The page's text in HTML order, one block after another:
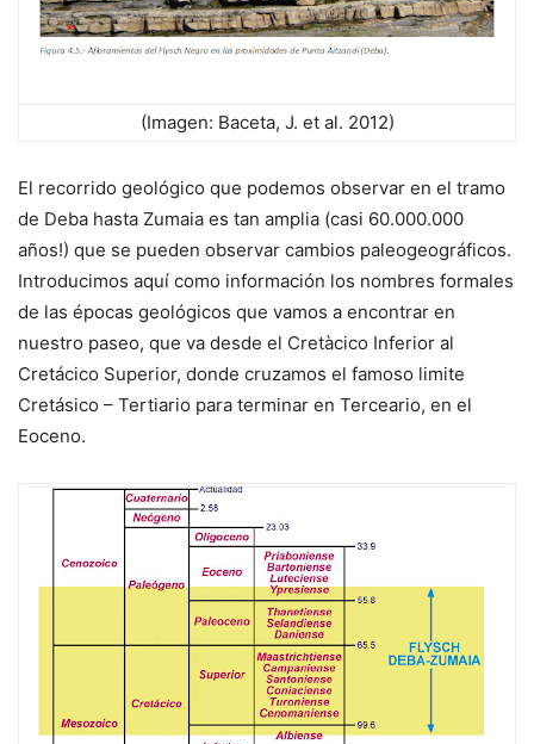
(Imagen: Baceta, J. et al. 2012)
El recorrido geológico que podemos observar en el tramo
de Deba hasta Zumaia es tan amplia (casi 60.000.000
años!) que se pueden observar cambios paleogeográficos.
Introducimos aquí como información los nombres formales
de las épocas geológicos que vamos a encontrar en
nuestro paseo, que va desde el Cretàcico Inferior al
Cretácico Superior, donde cruzamos el famoso limite
Cretásico – Tertiario para terminar en Terceario, en el
Eoceno.